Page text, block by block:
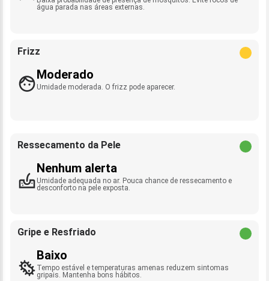
água parada nas áreas externas.
Frizz
Moderado
Umidade moderada. O frizz pode aparecer.
Ressecamento da Pele
Nenhum alerta
Umidade adequada no ar. Pouca chance de ressecamento e
desconforto na pele exposta.
Gripe e Resfriado
Baixo
Tempo estável e temperaturas amenas reduzem sintomas
gripais. Mantenha bons hábitos.